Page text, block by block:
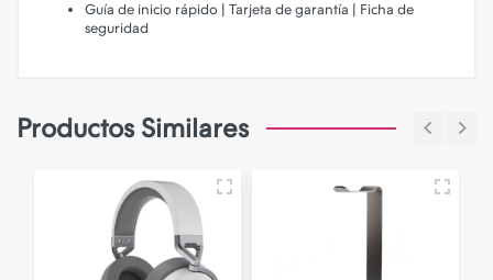
Guía de inicio rápido | Tarjeta de garantía | Ficha de
seguridad
Productos Similares